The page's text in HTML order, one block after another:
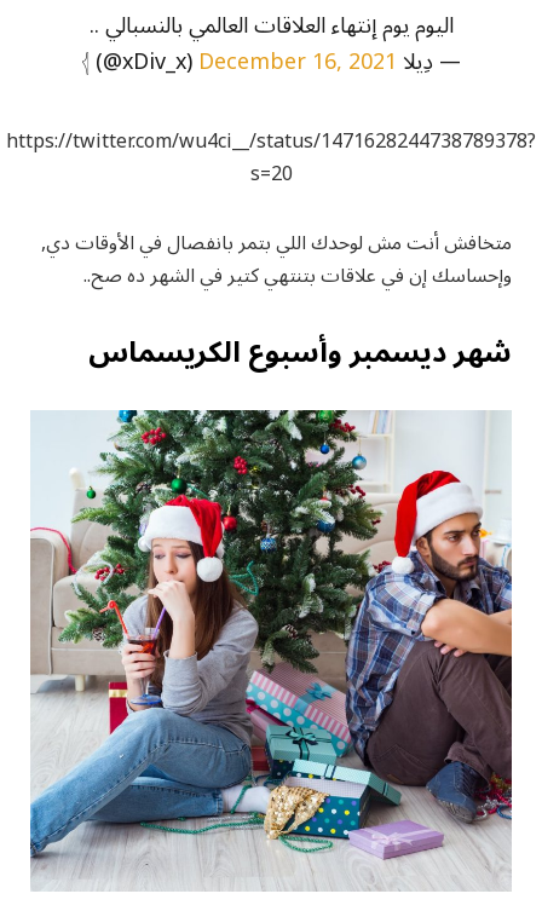
اليوم يوم إنتهاء العلاقات العالمي بالنسبالي ..
— دِيلا 𓂆 (@xDiv_x) December 16, 2021
https://twitter.com/wu4ci__/status/1471628244738789378?
s=20
متخافش أنت مش لوحدك اللي بتمر بانفصال في الأوقات دي,
وإحساسك إن في علاقات بتنتهي كتير في الشهر ده صح..
شهر ديسمبر وأسبوع الكريسماس